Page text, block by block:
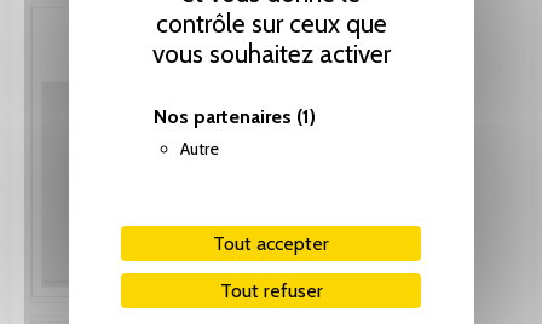
contrôle sur ceux que
vous souhaitez activer
Nos partenaires (1)
Autre
Tout accepter
Tout refuser